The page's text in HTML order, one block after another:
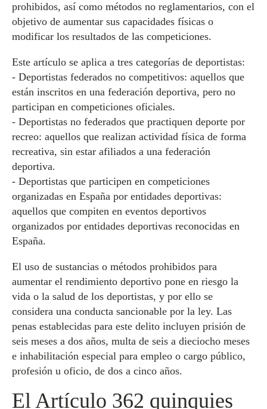
prohibidos, así como métodos no reglamentarios, con el
objetivo de aumentar sus capacidades físicas o
modificar los resultados de las competiciones.
Este artículo se aplica a tres categorías de deportistas:
- Deportistas federados no competitivos: aquellos que
están inscritos en una federación deportiva, pero no
participan en competiciones oficiales.
- Deportistas no federados que practiquen deporte por
recreo: aquellos que realizan actividad física de forma
recreativa, sin estar afiliados a una federación
deportiva.
- Deportistas que participen en competiciones
organizadas en España por entidades deportivas:
aquellos que compiten en eventos deportivos
organizados por entidades deportivas reconocidas en
España.
El uso de sustancias o métodos prohibidos para
aumentar el rendimiento deportivo pone en riesgo la
vida o la salud de los deportistas, y por ello se
considera una conducta sancionable por la ley. Las
penas establecidas para este delito incluyen prisión de
seis meses a dos años, multa de seis a dieciocho meses
e inhabilitación especial para empleo o cargo público,
profesión u oficio, de dos a cinco años.
El Artículo 362 quinquies